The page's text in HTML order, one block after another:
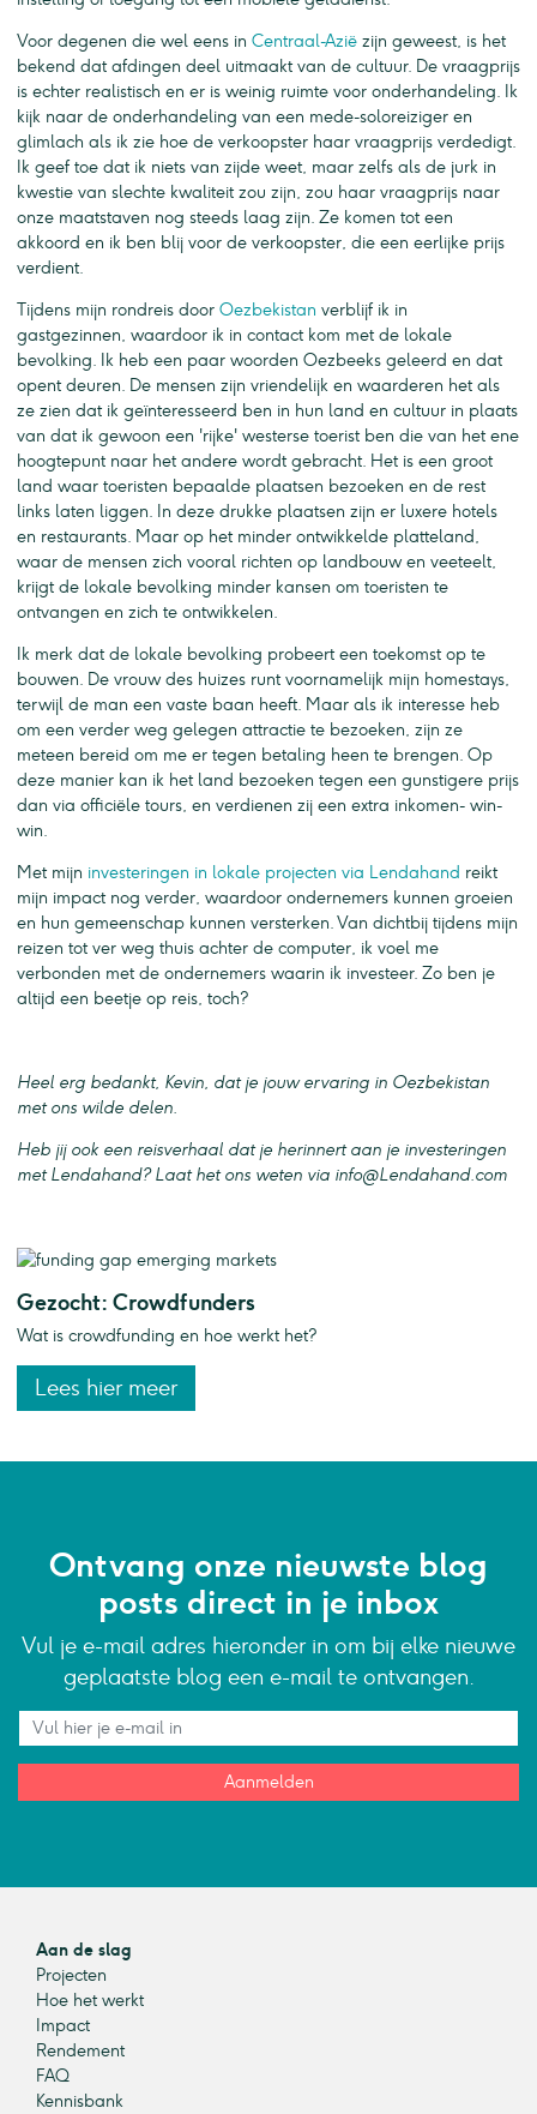
Voor degenen die wel eens in Centraal-Azië zijn geweest, is het
bekend dat afdingen deel uitmaakt van de cultuur. De vraagprijs
is echter realistisch en er is weinig ruimte voor onderhandeling. Ik
kijk naar de onderhandeling van een mede-soloreiziger en
glimlach als ik zie hoe de verkoopster haar vraagprijs verdedigt.
Ik geef toe dat ik niets van zijde weet, maar zelfs als de jurk in
kwestie van slechte kwaliteit zou zijn, zou haar vraagprijs naar
onze maatstaven nog steeds laag zijn. Ze komen tot een
akkoord en ik ben blij voor de verkoopster, die een eerlijke prijs
verdient.
Tijdens mijn rondreis door Oezbekistan verblijf ik in
gastgezinnen, waardoor ik in contact kom met de lokale
bevolking. Ik heb een paar woorden Oezbeeks geleerd en dat
opent deuren. De mensen zijn vriendelijk en waarderen het als
ze zien dat ik geïnteresseerd ben in hun land en cultuur in plaats
van dat ik gewoon een 'rijke' westerse toerist ben die van het ene
hoogtepunt naar het andere wordt gebracht. Het is een groot
land waar toeristen bepaalde plaatsen bezoeken en de rest
links laten liggen. In deze drukke plaatsen zijn er luxere hotels
en restaurants. Maar op het minder ontwikkelde platteland,
waar de mensen zich vooral richten op landbouw en veeteelt,
krijgt de lokale bevolking minder kansen om toeristen te
ontvangen en zich te ontwikkelen.
Ik merk dat de lokale bevolking probeert een toekomst op te
bouwen. De vrouw des huizes runt voornamelijk mijn homestays,
terwijl de man een vaste baan heeft. Maar als ik interesse heb
om een verder weg gelegen attractie te bezoeken, zijn ze
meteen bereid om me er tegen betaling heen te brengen. Op
deze manier kan ik het land bezoeken tegen een gunstigere prijs
dan via officiële tours, en verdienen zij een extra inkomen- win-
win.
Met mijn investeringen in lokale projecten via Lendahand reikt
mijn impact nog verder, waardoor ondernemers kunnen groeien
en hun gemeenschap kunnen versterken. Van dichtbij tijdens mijn
reizen tot ver weg thuis achter de computer, ik voel me
verbonden met de ondernemers waarin ik investeer. Zo ben je
altijd een beetje op reis, toch?
Heel erg bedankt, Kevin, dat je jouw ervaring in Oezbekistan
met ons wilde delen.
Heb jij ook een reisverhaal dat je herinnert aan je investeringen
met Lendahand? Laat het ons weten via info@Lendahand.com
Gezocht: Crowdfunders
Wat is crowdfunding en hoe werkt het?
Lees hier meer
Ontvang onze nieuwste blog
posts direct in je inbox
Vul je e-mail adres hieronder in om bij elke nieuwe
geplaatste blog een e-mail te ontvangen.
Aanmelden
Aan de slag
Projecten
Hoe het werkt
Impact
Rendement
FAQ
Kennisbank